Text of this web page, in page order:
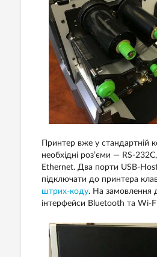
Принтер вже у стандартній
необхідні роз’єми — RS-
Ethernet. Два порти USB-
підключати до принтера
штрих-коду. На замовлення
інтерфейси Bluetooth та Wi-